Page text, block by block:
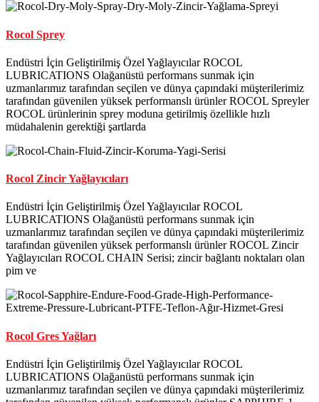
Rocol Sprey
Endüstri İçin Geliştirilmiş Özel Yağlayıcılar ROCOL
LUBRICATIONS Olağanüstü performans sunmak için
uzmanlarımız tarafından seçilen ve dünya çapındaki müşterilerimiz
tarafından güvenilen yüksek performanslı ürünler ROCOL Spreyler
ROCOL ürünlerinin sprey moduna getirilmiş özellikle hızlı
müdahalenin gerektiği şartlarda
Rocol Zincir Yağlayıcıları
Endüstri İçin Geliştirilmiş Özel Yağlayıcılar ROCOL
LUBRICATIONS Olağanüstü performans sunmak için
uzmanlarımız tarafından seçilen ve dünya çapındaki müşterilerimiz
tarafından güvenilen yüksek performanslı ürünler ROCOL Zincir
Yağlayıcıları ROCOL CHAIN Serisi; zincir bağlantı noktaları olan
pim ve
Rocol Gres Yağları
Endüstri İçin Geliştirilmiş Özel Yağlayıcılar ROCOL
LUBRICATIONS Olağanüstü performans sunmak için
uzmanlarımız tarafından seçilen ve dünya çapındaki müşterilerimiz